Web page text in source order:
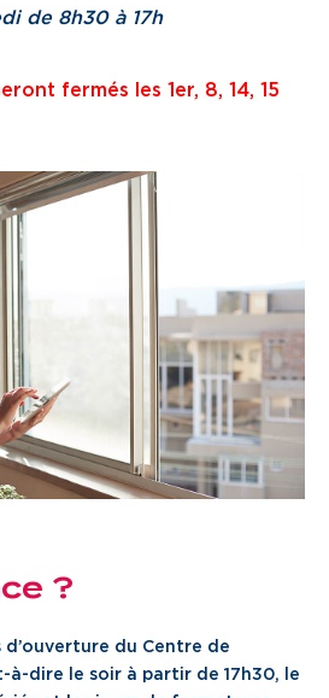
propriétaire
partenaire
aux habitants
nous
d’entreprise
de proximité
de 8h30 à 17h
fermés les 1er, 8, 14, 15
?
d’ouverture du Centre de
à-dire le soir à partir de 17h30, le